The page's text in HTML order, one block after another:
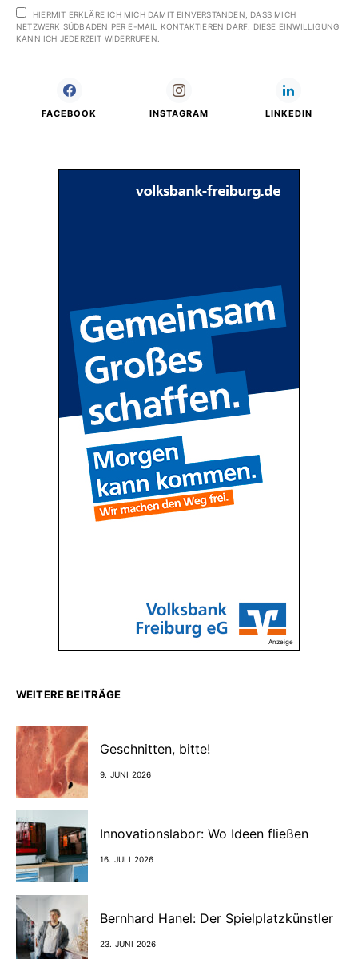
HIERMIT ERKLÄRE ICH MICH DAMIT EINVERSTANDEN, DASS MICH
NETZWERK SÜDBADEN PER E-MAIL KONTAKTIEREN DARF. DIESE EINWILLIGUNG
KANN ICH JEDERZEIT WIDERRUFEN.
FACEBOOK INSTAGRAM LINKEDIN
Anzeige
WEITERE BEITRÄGE
Geschnitten, bitte!
9. JUNI 2026
Innovationslabor: Wo Ideen fließen
16. JULI 2026
Bernhard Hanel: Der Spielplatzkünstler
23. JUNI 2026